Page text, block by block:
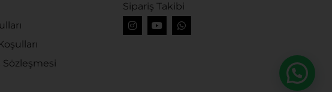
Sözleşmesi
Sipariş Takibi